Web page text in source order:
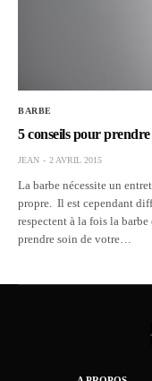
BARBE
5 conseils pour prendre
JEAN 2 AVRIL 2015
La barbe nécessite un
propre. Il est cependant
respectent à la fois la
prendre soin de votre…